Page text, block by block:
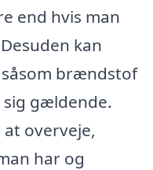
end hvis man
kan
brændstof
gældende.
overveje,
har og